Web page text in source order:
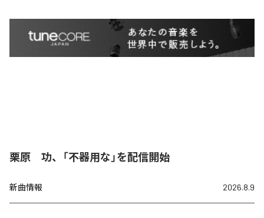
栗原 功、「不器用な」を配信開始
新曲情報 2026.8.9